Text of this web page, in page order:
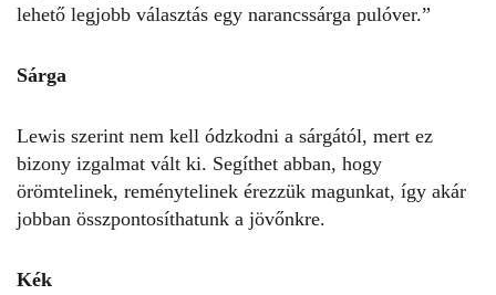
lehető legjobb választás egy narancssárga pulóver.”
Sárga
Lewis szerint nem kell ódzkodni a sárgától, mert ez
bizony izgalmat vált ki. Segíthet abban, hogy
örömtelinek, reménytelinek érezzük magunkat, így akár
jobban összpontosíthatunk a jövőnkre.
Kék